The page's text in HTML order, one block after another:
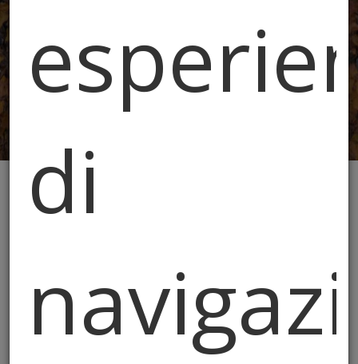
Gli Acrobati della
La nascita della Squadra
di